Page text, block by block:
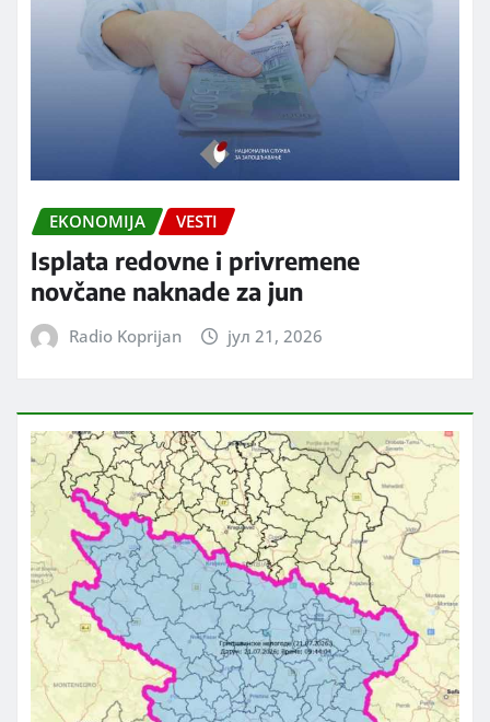
EKONOMIJA VESTI
Isplata redovne i privremene
novčane naknade za jun
Radio Koprijan јул 21, 2026